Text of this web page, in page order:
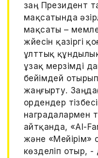
заң Президент
мақсатында
мақсаты –
жүйесін қазіргі
ұлттық
ұзақ мерзімді
бейімдей
жаңғырту.
ордендер
наградалармен
айтқанда, «Al-
және «Мейірім»
көзделіп отыр, -